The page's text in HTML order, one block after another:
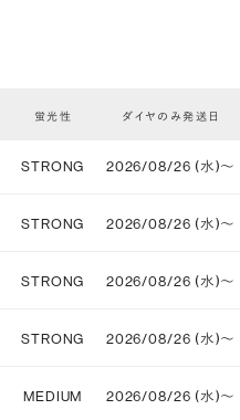
STRONG
蛍光性 ダイヤのみ発送日
STRONG 2026/08/26 (水)〜
STRONG 2026/08/26 (水)〜
STRONG 2026/08/26 (水)〜
STRONG 2026/08/26 (水)〜
MEDIUM 2026/08/26 (水)〜